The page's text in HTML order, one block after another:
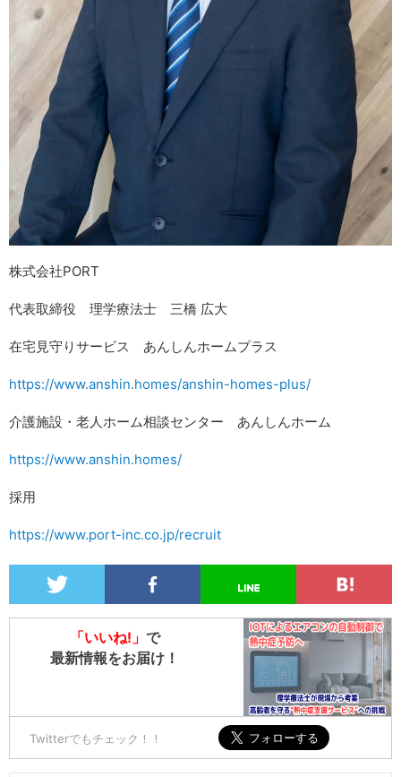
株式会社PORT
代表取締役 理学療法士 三橋 広大
在宅見守りサービス あんしんホームプラス
https://www.anshin.homes/anshin-homes-plus/
介護施設・老人ホーム相談センター あんしんホーム
https://www.anshin.homes/
採用
https://www.port-inc.co.jp/recruit
「いいね!」 で
最新情報をお届け！
Twitterでもチェック！！